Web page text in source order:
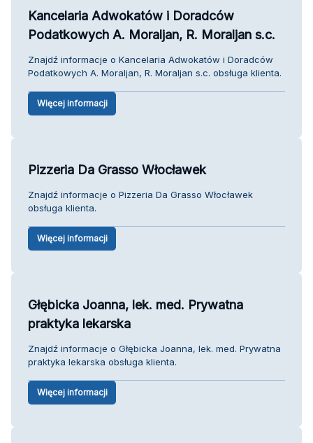
Kancelaria Adwokatów i Doradców
Podatkowych A. Moraljan, R. Moraljan s.c.
Znajdź informacje o Kancelaria Adwokatów i Doradców
Podatkowych A. Moraljan, R. Moraljan s.c. obsługa klienta.
Więcej informacji
Pizzeria Da Grasso Włocławek
Znajdź informacje o Pizzeria Da Grasso Włocławek
obsługa klienta.
Więcej informacji
Głębicka Joanna, lek. med. Prywatna
praktyka lekarska
Znajdź informacje o Głębicka Joanna, lek. med. Prywatna
praktyka lekarska obsługa klienta.
Więcej informacji